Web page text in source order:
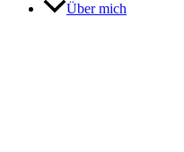
Über mich